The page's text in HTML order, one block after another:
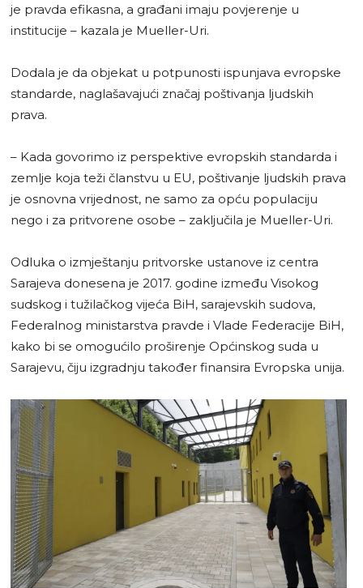
je pravda efikasna, a građani imaju povjerenje u
institucije – kazala je Mueller-Uri.
Dodala je da objekat u potpunosti ispunjava evropske
standarde, naglašavajući značaj poštivanja ljudskih
prava.
– Kada govorimo iz perspektive evropskih standarda i
zemlje koja teži članstvu u EU, poštivanje ljudskih prava
je osnovna vrijednost, ne samo za opću populaciju
nego i za pritvorene osobe – zaključila je Mueller-Uri.
Odluka o izmještanju pritvorske ustanove iz centra
Sarajeva donesena je 2017. godine između Visokog
sudskog i tužilačkog vijeća BiH, sarajevskih sudova,
Federalnog ministarstva pravde i Vlade Federacije BiH,
kako bi se omogućilo proširenje Općinskog suda u
Sarajevu, čiju izgradnju također finansira Evropska unija.